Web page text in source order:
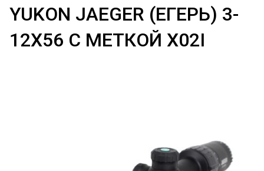
YUKON JAEGER (ЕГЕРЬ) 3-
12Х56 С МЕТКОЙ X02I